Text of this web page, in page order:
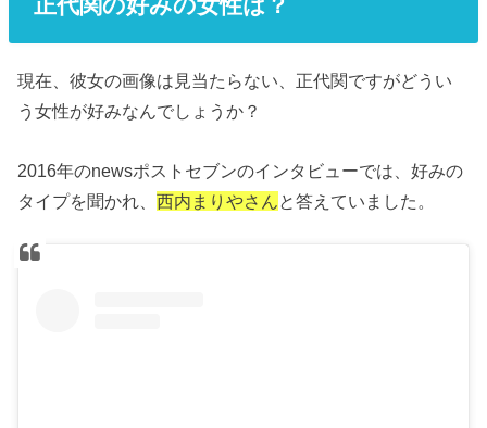
現在、彼女の画像は見当たらない、正代関ですがどうい
う女性が好みなんでしょうか？
2016年のnewsポストセブンのインタビューでは、好みの
タイプを聞かれ、西内まりやさん と答えていました。